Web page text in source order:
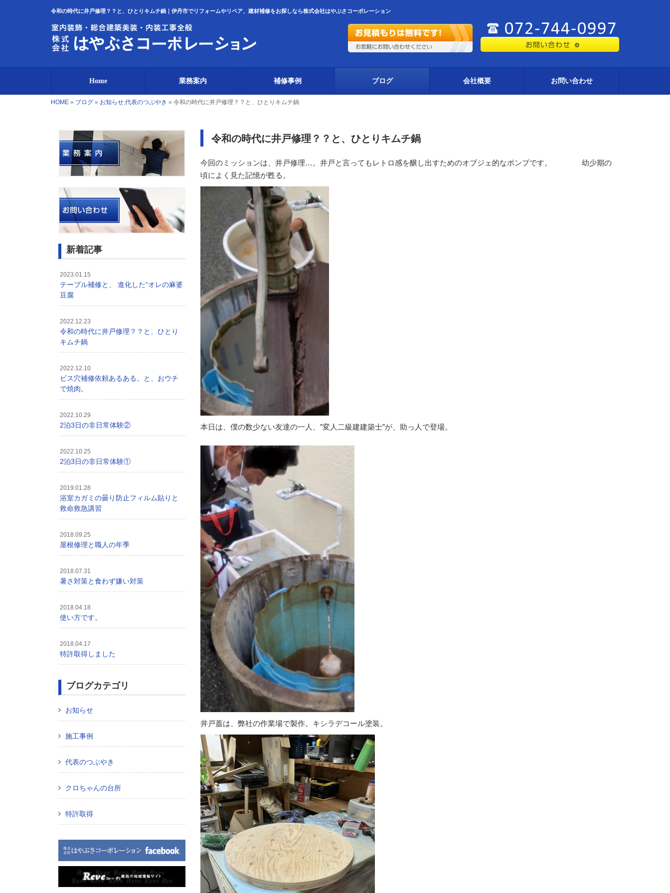
令和の時代に井戸修理？？と、ひとりキムチ鍋｜伊丹市でリフォームやリペア、建材補修をお探しなら株式会社はやぶさコーポレーション
Home 業務案内 補修事例 ブログ 会社概要 お問い合わせ
HOME » ブログ » お知らせ,代表のつぶやき » 令和の時代に井戸修理？？と、ひとりキムチ鍋
令和の時代に井戸修理？？と、ひとりキムチ鍋
今回のミッションは、井戸修理…。井戸と言ってもレトロ感を醸し出すためのオブジェ的なポンプです。 幼少期の
頃によく見た記憶が甦る。
本日は、僕の数少ない友達の一人、”変人二級建建築士”が、助っ人で登場。
井戸蓋は、弊社の作業場で製作。キシラデコール塗装。
新着記事
2023.01.15
テーブル補修と、 進化した“オレの麻婆
豆腐
2022.12.23
令和の時代に井戸修理？？と、ひとり
キムチ鍋
2022.12.10
ビス穴補修依頼あるある。と、おウチ
で焼肉。
2022.10.29
2泊3日の非日常体験②
2022.10.25
2泊3日の非日常体験①
2019.01.28
浴室カガミの曇り防止フィルム貼りと
救命救急講習
2018.09.25
屋根修理と職人の年季
2018.07.31
暑さ対策と食わず嫌い対策
2018.04.18
使い方です。
2018.04.17
特許取得しました
ブログカテゴリ
お知らせ
施工事例
代表のつぶやき
クロちゃんの台所
特許取得